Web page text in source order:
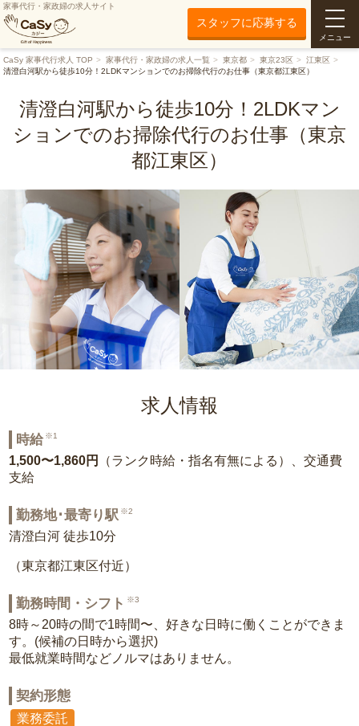
家事代行・家政婦の求人サイト
スタッフに応募する
メニュー
CaSy 家事代行求人 TOP 家事代行・家政婦の求人一覧 東京都 東京23区
江東区
清澄白河駅から徒歩10分！2LDKマンションでのお掃除代行のお仕事（東京都江東区）
清澄白河駅から徒歩10分！2LDKマン
ションでのお掃除代行のお仕事（東京
都江東区）
求人情報
時給 ※1
1,500〜1,860円
（ランク時給・指名有無による）、交通費
支給
勤務地･最寄り駅 ※2
清澄白河 徒歩10分
（東京都江東区付近）
勤務時間・シフト ※3
8時～20時の間で1時間〜、好きな日時に働くことができま
す。(候補の日時から選択)
最低就業時間などノルマはありません。
契約形態
業務委託